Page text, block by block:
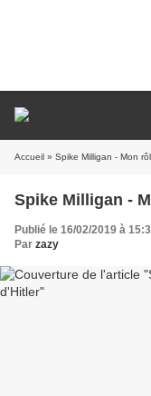
Accueil » Spike Milligan - Mon
Spike Milligan -
Publié le 16/02/2019 à
Par zazy